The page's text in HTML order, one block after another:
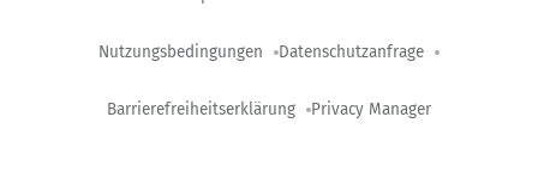
Nutzungsbedingungen Datenschutzanfrage
Barrierefreiheitserklärung Privacy Manager